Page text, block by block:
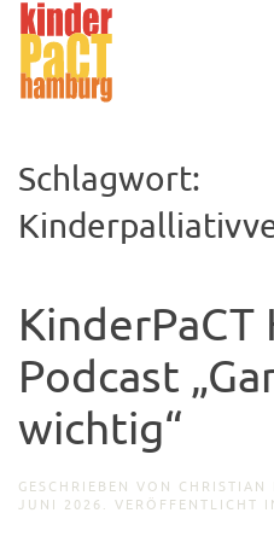
Zum Hauptinhalt springen
Schlagwort:
Podcast
wichtig“
GESCHRIEBEN VON CHRISTIAN
JUNI 2026
. VERÖFFENTLICHT